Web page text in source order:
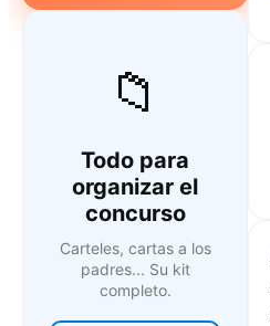
📁
Todo para
organizar el
concurso
Carteles, cartas a los
padres... Su kit
completo.